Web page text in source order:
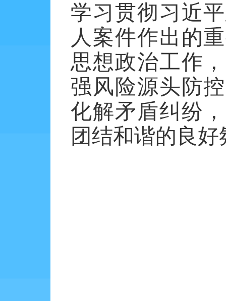
学习贯彻习近
人案件作出的
思想政治工作
强风险源头防
化解矛盾纠纷
团结和谐的良好